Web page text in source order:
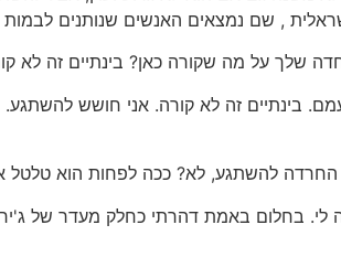
, שם נמצאים האנשים שנותנים לבמות
שלך על מה שקורה כאן? בינתיים זה לא
בינתיים זה לא קורה. אני חושש להשתגע.
להשתגע, לא? ככה לפחות הוא טלטל
בחלום באמת דהרתי כחלק מעדר של